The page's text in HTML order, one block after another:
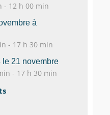
- 12 h 00 min
à
- 17 h 30 min
le 21 novembre
- 17 h 30 min